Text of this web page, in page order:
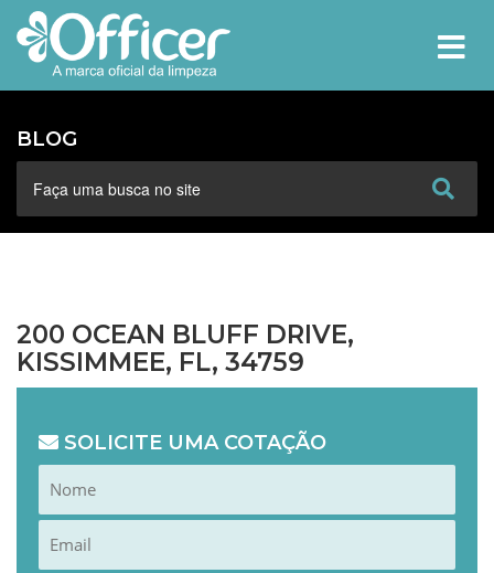
BLOG
200 OCEAN BLUFF DRIVE,
KISSIMMEE, FL, 34759
SOLICITE UMA COTAÇÃO